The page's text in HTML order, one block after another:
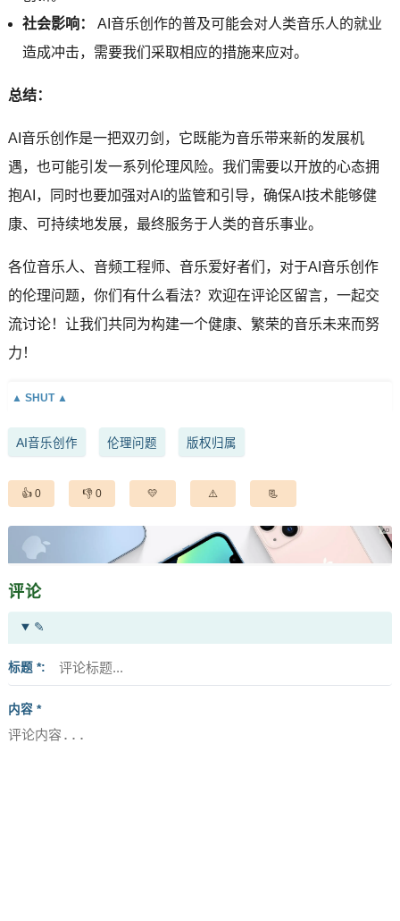
社会影响：
AI音乐创作的普及可能会对人类音乐人的就业
造成冲击，需要我们采取相应的措施来应对。
总结：
AI音乐创作是一把双刃剑，它既能为音乐带来新的发展机
遇，也可能引发一系列伦理风险。我们需要以开放的心态拥
抱AI，同时也要加强对AI的监管和引导，确保AI技术能够健
康、可持续地发展，最终服务于人类的音乐事业。
各位音乐人、音频工程师、音乐爱好者们，对于AI音乐创作
的伦理问题，你们有什么看法？欢迎在评论区留言，一起交
流讨论！让我们共同为构建一个健康、繁荣的音乐未来而努
力！
AI音乐创作 伦理问题 版权归属
0 0
评论
✎
标题 *
内容 *